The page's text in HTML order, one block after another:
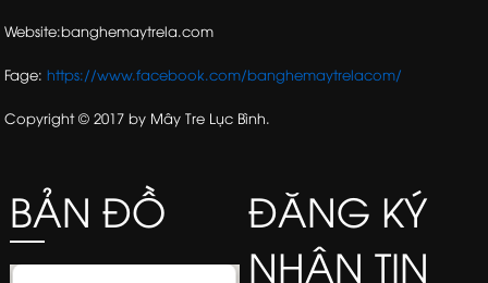
Website:banghemaytrela.com
Fage:https://www.facebook.com/banghemaytrelacom/
Copyright © 2017 by Mây Tre Lục Bình.
BẢN ĐỒ
ĐĂNG KÝ
NHẬN TIN